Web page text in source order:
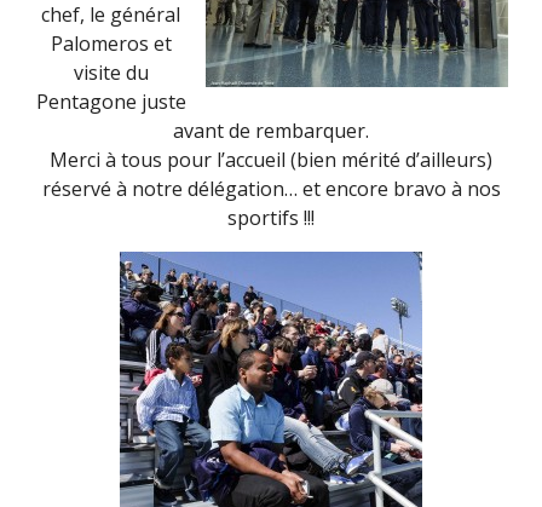
chef, le général
Palomeros et
visite du
Pentagone juste
avant de rembarquer.
Merci à tous pour l’accueil (bien mérité d’ailleurs)
réservé à notre délégation… et encore bravo à nos
sportifs !!!